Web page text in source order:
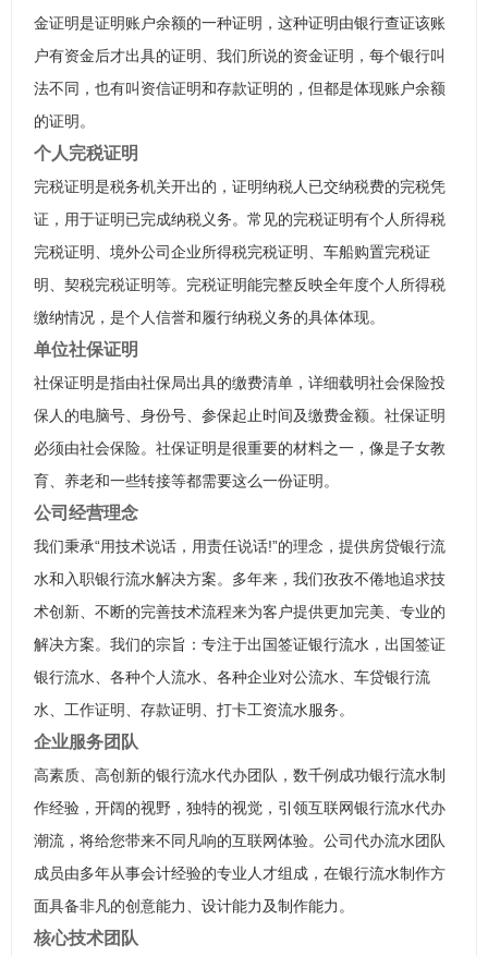
金证明是证明账户余额的一种证明，这种证明由银行查证该账
户有资金后才出具的证明、我们所说的资金证明，每个银行叫
法不同，也有叫资信证明和存款证明的，但都是体现账户余额
的证明。
个人完税证明
完税证明是税务机关开出的，证明纳税人已交纳税费的完税凭
证，用于证明已完成纳税义务。常见的完税证明有个人所得税
完税证明、境外公司企业所得税完税证明、车船购置完税证
明、契税完税证明等。完税证明能完整反映全年度个人所得税
缴纳情况，是个人信誉和履行纳税义务的具体体现。
单位社保证明
社保证明是指由社保局出具的缴费清单，详细载明社会保险投
保人的电脑号、身份号、参保起止时间及缴费金额。社保证明
必须由社会保险。社保证明是很重要的材料之一，像是子女教
育、养老和一些转接等都需要这么一份证明。
公司经营理念
我们秉承“用技术说话，用责任说话!”的理念，提供房贷银行流
水和入职银行流水解决方案。多年来，我们孜孜不倦地追求技
术创新、不断的完善技术流程来为客户提供更加完美、专业的
解决方案。我们的宗旨：专注于出国签证银行流水，出国签证
银行流水、各种个人流水、各种企业对公流水、车贷银行流
水、工作证明、存款证明、打卡工资流水服务。
企业服务团队
高素质、高创新的银行流水代办团队，数千例成功银行流水制
作经验，开阔的视野，独特的视觉，引领互联网银行流水代办
潮流，将给您带来不同凡响的互联网体验。公司代办流水团队
成员由多年从事会计经验的专业人才组成，在银行流水制作方
面具备非凡的创意能力、设计能力及制作能力。
核心技术团队